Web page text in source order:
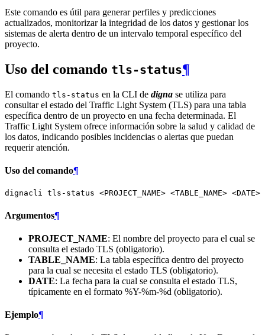
Este comando es útil para generar perfiles y predicciones
actualizados, monitorizar la integridad de los datos y gestionar los
sistemas de alerta dentro de un intervalo temporal específico del
proyecto.
Uso del comando tls-status¶
El comando tls-status en la CLI de digna se utiliza para
consultar el estado del Traffic Light System (TLS) para una tabla
específica dentro de un proyecto en una fecha determinada. El
Traffic Light System ofrece información sobre la salud y calidad de
los datos, indicando posibles incidencias o alertas que puedan
requerir atención.
Uso del comando¶
dignacli tls-status <PROJECT_NAME> <TABLE_NAME>
Argumentos¶
PROJECT_NAME: El nombre del proyecto para el cual se
consulta el estado TLS (obligatorio).
TABLE_NAME: La tabla específica dentro del proyecto
para la cual se necesita el estado TLS (obligatorio).
DATE: La fecha para la cual se consulta el estado TLS,
típicamente en el formato %Y-%m-%d (obligatorio).
Ejemplo¶